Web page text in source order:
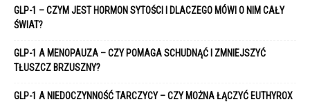
GLP-1 – CZYM JEST HORMON SYTOŚCI I DLACZEGO MÓWI O NIM CAŁY
ŚWIAT?
GLP-1 A MENOPAUZA – CZY POMAGA SCHUDNĄĆ I ZMNIEJSZYĆ
TŁUSZCZ BRZUSZNY?
GLP-1 A NIEDOCZYNNOŚĆ TARCZYCY – CZY MOŻNA ŁĄCZYĆ EUTHYROX